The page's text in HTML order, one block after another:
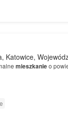
Katowice,
mieszkanieo